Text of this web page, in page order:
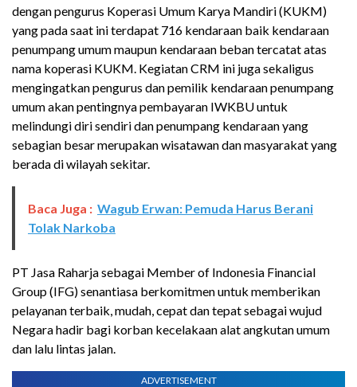
dengan pengurus Koperasi Umum Karya Mandiri (KUKM)
yang pada saat ini terdapat 716 kendaraan baik kendaraan
penumpang umum maupun kendaraan beban tercatat atas
nama koperasi KUKM. Kegiatan CRM ini juga sekaligus
mengingatkan pengurus dan pemilik kendaraan penumpang
umum akan pentingnya pembayaran IWKBU untuk
melindungi diri sendiri dan penumpang kendaraan yang
sebagian besar merupakan wisatawan dan masyarakat yang
berada di wilayah sekitar.
Baca Juga : Wagub Erwan: Pemuda Harus Berani
Tolak Narkoba
PT Jasa Raharja sebagai Member of Indonesia Financial
Group (IFG) senantiasa berkomitmen untuk memberikan
pelayanan terbaik, mudah, cepat dan tepat sebagai wujud
Negara hadir bagi korban kecelakaan alat angkutan umum
dan lalu lintas jalan.
ADVERTISEMENT